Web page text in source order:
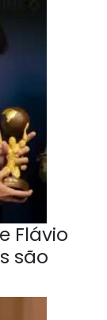
Flávio
são